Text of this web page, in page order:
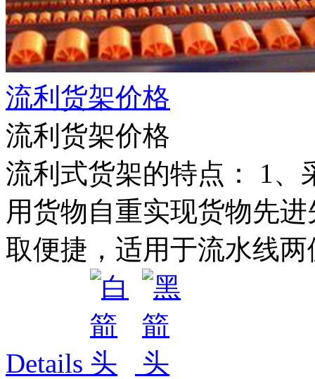
流利货架价格
流利货架价格
流利式货架的特点： 1、
用货物自重实现货物先
取便捷，适用于流水线
Details